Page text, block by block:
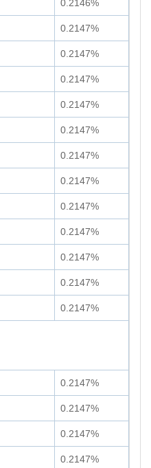
0.2146%
0.2147%
0.2147%
0.2147%
0.2147%
0.2147%
0.2147%
0.2147%
0.2147%
0.2147%
0.2147%
0.2147%
0.2147%
0.2147%
0.2147%
0.2147%
0.2147%